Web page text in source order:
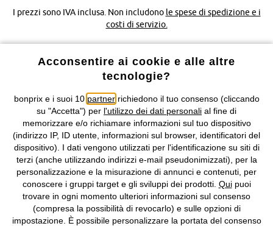
I prezzi sono IVA inclusa. Non includono le spese di spedizione e i
costi di servizio.
Informativa privacy e cookie Gestione dei cookie
Informazioni legali Diritto di recesso
© 2026 bonprix.Tutti i diritti riservati.
bonprix S.r.l. con socio unico, sede legale: via Adua 33 - 13855
Valdengo (BI) C.F. 01510910027 - P.I. 01939830020, Reg. Imprese di
Biella n. 01510910027, R.E.A. BI - 171345, N. Reg. Pile:
IT09060P00000858, N. Reg. AEE: IT08020000002105 Capitale
Sociale: euro 1.000.000 i.v, Società soggetta all'attività di direzione
e coordinamento di bonprix Beteiligungs -Verwaltungsgesellschaft
mbH.
Acconsentire ai cookie e alle altre
tecnologie?
bonprix e i suoi 10 partnerrichiedono il tuo consenso (cliccando
su "Accetta") per l'utilizzo dei dati personali al fine di
memorizzare e/o richiamare informazioni sul tuo dispositivo
(indirizzo IP, ID utente, informazioni sul browser, identificatori del
dispositivo). I dati vengono utilizzati per l'identificazione su siti di
terzi (anche utilizzando indirizzi e-mail pseudonimizzati), per la
personalizzazione e la misurazione di annunci e contenuti, per
conoscere i gruppi target e gli sviluppi dei prodotti. Quipuoi
trovare in ogni momento ulteriori informazioni sul consenso
(compresa la possibilità di revocarlo) e sulle opzioni di
impostazione. È possibile personalizzare la portata del consenso